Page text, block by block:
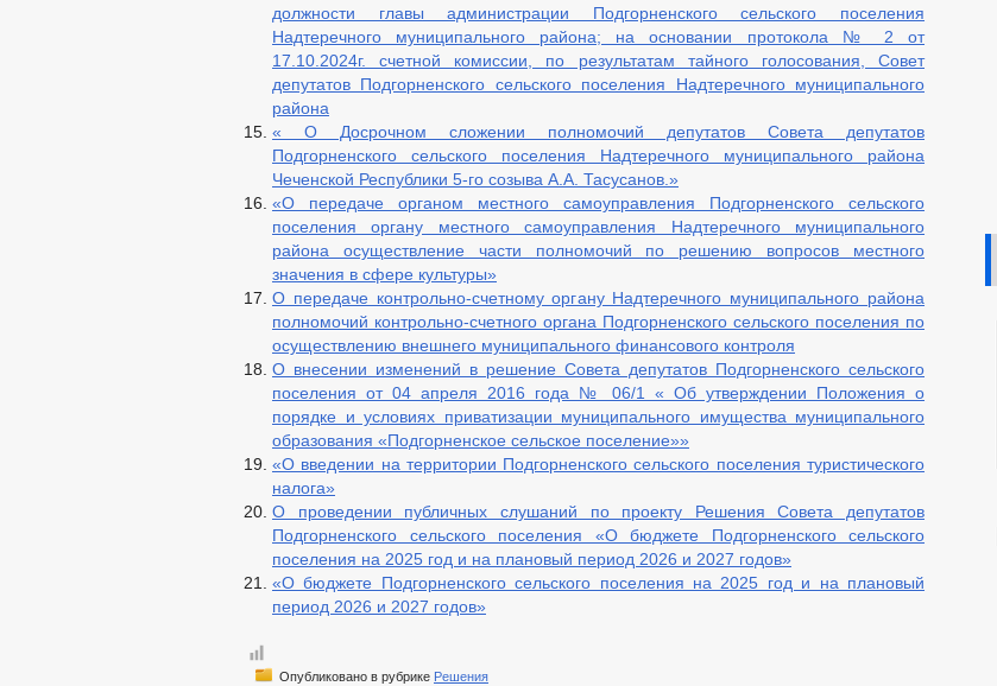
должности главы администрации Подгорненского сельского поселения
Надтеречного муниципального района; на основании протокола № 2 от
17.10.2024г. счетной комиссии, по результатам тайного голосования, Совет
депутатов Подгорненского сельского поселения Надтеречного муниципального
района
« О Досрочном сложении полномочий депутатов Совета депутатов
Подгорненского сельского поселения Надтеречного муниципального района
Чеченской Республики 5-го созыва А.А. Тасусанов.»
«О передаче органом местного самоуправления Подгорненского сельского
поселения органу местного самоуправления Надтеречного муниципального
района осуществление части полномочий по решению вопросов местного
значения в сфере культуры»
О передаче контрольно-счетному органу Надтеречного муниципального района
полномочий контрольно-счетного органа Подгорненского сельского поселения по
осуществлению внешнего муниципального финансового контроля
О внесении изменений в решение Совета депутатов Подгорненского сельского
поселения от 04 апреля 2016 года № 06/1 « Об утверждении Положения о
порядке и условиях приватизации муниципального имущества муниципального
образования «Подгорненское сельское поселение»»
«О введении на территории Подгорненского сельского поселения туристического
налога»
О проведении публичных слушаний по проекту Решения Совета депутатов
Подгорненского сельского поселения «О бюджете Подгорненского сельского
поселения на 2025 год и на плановый период 2026 и 2027 годов»
«О бюджете Подгорненского сельского поселения на 2025 год и на плановый
период 2026 и 2027 годов»
Опубликовано в рубрике Решения